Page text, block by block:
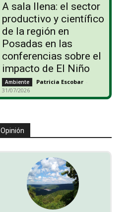
A sala llena: el sector
productivo y científico
de la región en
Posadas en las
conferencias sobre el
impacto de El Niño
Ambiente Patricia Escobar -
31/07/2026
Opinión